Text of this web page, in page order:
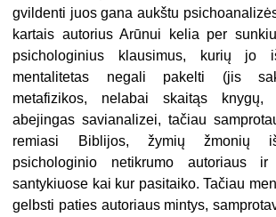
gvildenti juos gana aukštu
kartais autorius Arūnui kelia per
psichologinius klausimus, kurių jo
mentalitetas negali pakelti (jis
metafizikos, nelabai skaitąs
abejingas savianalizei, tačiau
remiasi Biblijos, žymių žmonių
psichologinio netikrumo autoriaus
santykiuose kai kur pasitaiko. Tačiau
gelbsti paties autoriaus mintys,